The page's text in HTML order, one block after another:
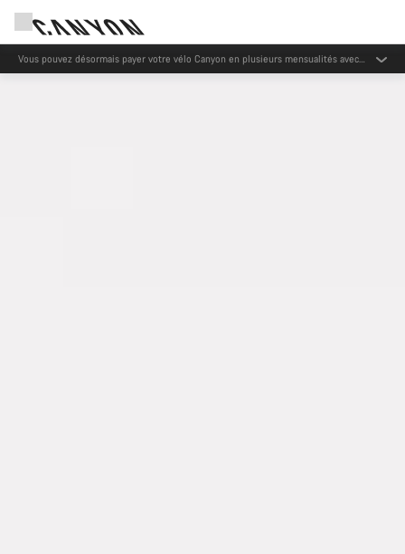
Vous pouvez désormais payer votre vélo Canyon en plusieurs mensualités avec
Oney.